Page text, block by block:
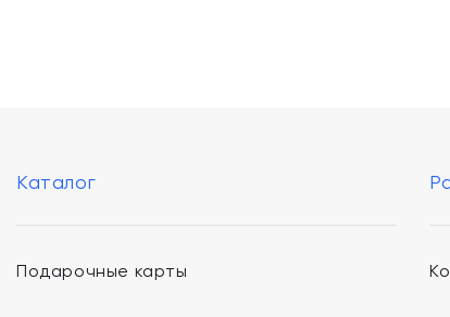
Каталог
Подарочные карты